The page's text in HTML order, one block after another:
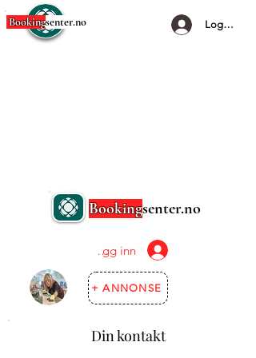
Bookingsenter.no Logg Inn
Bookingsenter.no
Logg inn
+ ANNONSE
Din kontakt